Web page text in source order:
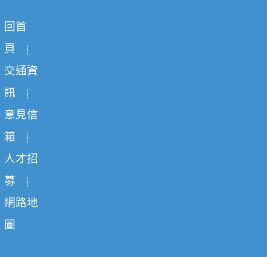
回首
頁 |
交通資
訊 |
意見信
箱 |
人才招
募 |
網路地
圖